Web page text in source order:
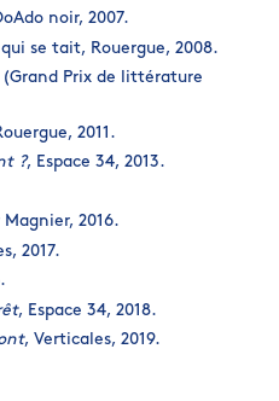
noir, 2007.
se tait, Rouergue, 2008.
(Grand Prix de littérature
2011.
?, Espace 34, 2013.
2016.
2017.
, Espace 34, 2018.
, Verticales, 2019.